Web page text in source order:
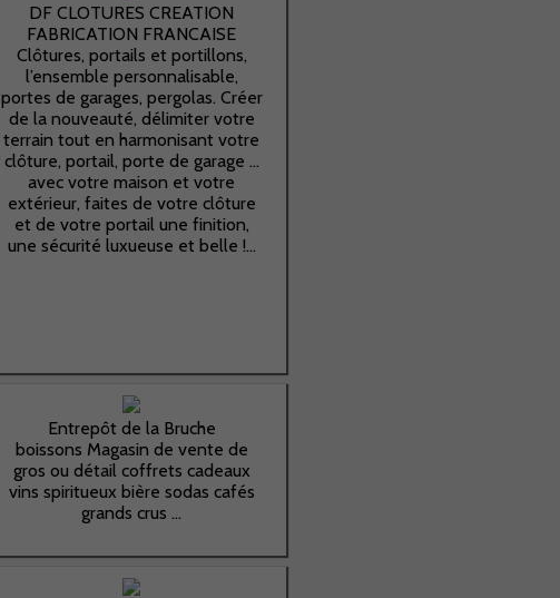
DF CLOTURES CREATION
FABRICATION FRANCAISE
Clôtures, portails et portillons,
l’ensemble personnalisable,
portes de garages, pergolas. Créer
de la nouveauté, délimiter votre
terrain tout en harmonisant votre
clôture, portail, porte de garage ...
avec votre maison et votre
extérieur, faites de votre clôture
et de votre portail une finition,
une sécurité luxueuse et belle !...
Entrepôt de la Bruche
boissons Magasin de vente de
gros ou détail coffrets cadeaux
vins spiritueux bière sodas cafés
grands crus ...